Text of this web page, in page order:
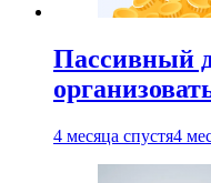
Пассивный
4 месяца спустя4